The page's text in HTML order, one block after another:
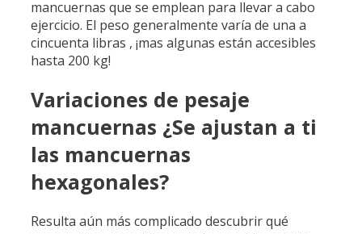
mancuernas que se emplean para llevar a cabo
ejercicio. El peso generalmente varía de una a
cincuenta libras , ¡mas algunas están accesibles
hasta 200 kg!
Variaciones de pesaje
mancuernas ¿Se ajustan a ti
las mancuernas
hexagonales?
Resulta aún más complicado descubrir qué